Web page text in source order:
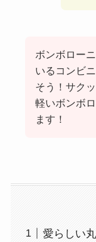
ボンボロー
いるコンビ
そう！サク
軽いボンボ
ます！
愛らしい